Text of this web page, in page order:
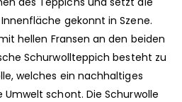
gekonnt in Szene.
hellen Fransen an den beiden
Schurwollteppich besteht zu
welches ein nachhaltiges
schont. Die Schurwolle